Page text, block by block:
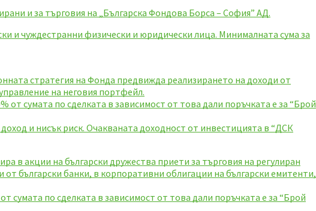
и за търговия на „Българска Фондова Борса – София” АД.
и чуждестранни физически и юридически лица. Минималната сума за
стратегия на Фонда предвижда реализирането на доходи от
на неговия портфейл.
сумата по сделката в зависимост от това дали поръчката е за “Брой
и нисък риск. Очакваната доходност от инвестицията в “ДСК
в акции на български дружества приети за търговия на регулиран
български банки, в корпоративни облигации на български емитенти,
сумата по сделката в зависимост от това дали поръчката е за “Брой